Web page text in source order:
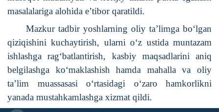
masalalariga alohida e’tibor qaratildi.
Mazkur tadbir yoshlarning oliy ta’limga bo‘lgan
qiziqishini kuchaytirish, ularni o‘z ustida muntazam
ishlashga rag‘batlantirish, kasbiy maqsadlarini aniq
belgilashga ko‘maklashish hamda mahalla va oliy
ta’lim muassasasi o‘rtasidagi o‘zaro hamkorlikni
yanada mustahkamlashga xizmat qildi.